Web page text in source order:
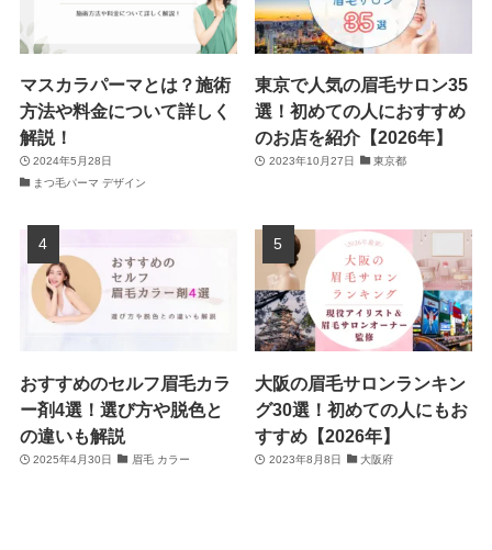
マスカラパーマとは？施術
方法や料金について詳しく
解説！
2024年5月28日
まつ毛パーマ デザイン
東京で人気の眉毛サロン35
選！初めての人におすすめ
のお店を紹介【2026年】
2023年10月27日 東京都
おすすめのセルフ眉毛カラ
ー剤4選！選び方や脱色と
の違いも解説
2025年4月30日 眉毛 カラー
大阪の眉毛サロンランキン
グ30選！初めての人にもお
すすめ【2026年】
2023年8月8日 大阪府